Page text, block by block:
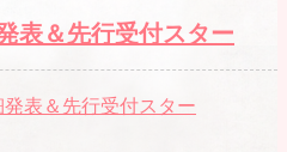
表＆先行受付スター